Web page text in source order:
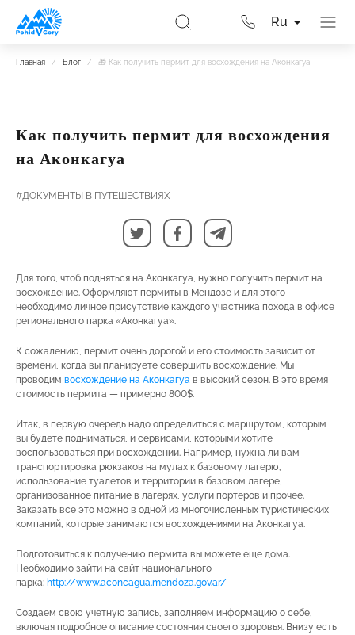
Ru
Главная / Блог / 🎁 Как получить пермит для восхождения на Аконкагуа
Как получить пермит для восхождения
на Аконкагуа
#ДОКУМЕНТЫ В ПУТЕШЕСТВИЯХ
Для того, чтоб подняться на Аконкагуа, нужно получить пермит на
восхождение. Оформляют пермиты в Мендозе и для этого
необходимо личное присутствие каждого участника похода в офисе
регионального парка «Аконкагуа».
К сожалению, пермит очень дорогой и его стоимость зависит от
времени, когда вы планируете совершить восхождение. Мы
проводим восхождение на Аконкагуа в высокий сезон. В это время
стоимость пермита — примерно 800$.
Итак, в первую очередь надо определиться с маршрутом, которым
вы будете подниматься, и сервисами, которыми хотите
воспользоваться при восхождении. Например, нужна ли вам
транспортировка рюкзаков на мулах к базовому лагерю,
использование туалетов и территории в базовом лагере,
организованное питание в лагерях, услуги портеров и прочее.
Заказать все это можно в одной из многочисленных туристических
компаний, которые занимаются восхождениями на Аконкагуа.
Подготовиться к получению пермита вы можете еще дома.
Необходимо зайти на сайт национального
парка: http://www.aconcagua.mendoza.gov.ar/
Создаем свою учетную запись, заполняем информацию о себе,
включая подробное описание состояния своего здоровья. Внизу есть